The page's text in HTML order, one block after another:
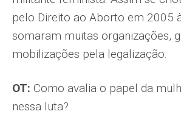
pelo Direito ao Aborto em 2005
somaram muitas organizações,
mobilizações pela legalização.
OT: Como avalia o papel da
nessa luta?